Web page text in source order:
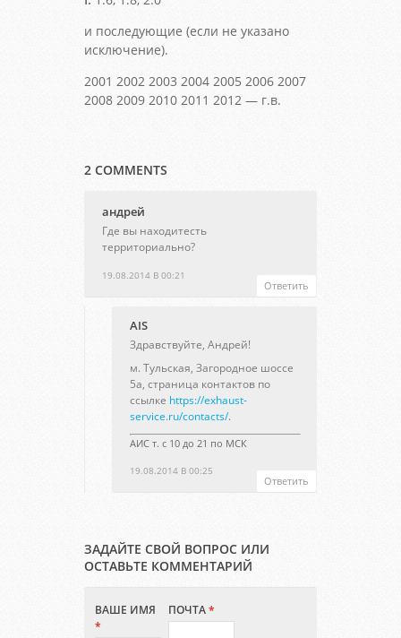
и последующие (если не указано
исключение).
2001 2002 2003 2004 2005 2006 2007
2008 2009 2010 2011 2012 — г.в.
2 COMMENTS
андрей
19.08.2014 В 00:21
Где вы находитесть
территориально?
Ответить
AIS
19.08.2014 В 00:25
Здравствуйте, Андрей!
м. Тульская, Загородное шоссе
5а, страница контактов по
ссылке https://exhaust-
service.ru/contacts/.
АИС т. с 10 до 21 по МСК
Ответить
ЗАДАЙТЕ СВОЙ ВОПРОС ИЛИ
ОСТАВЬТЕ КОММЕНТАРИЙ
ВАШЕ ИМЯ
*
ПОЧТА*